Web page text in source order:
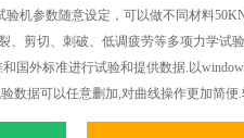
验机参数随意设定，可以做不同材料
撕裂、剪切、刺破、低调疲劳等多项力学
国外标准进行试验和提供数据.以
数据可以任意删加,对曲线操作更加简便
离.缩放.打印等全电子显示监控.